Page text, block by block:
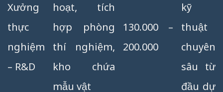
Xưởng
thực
nghiệm
– R&D
hoạt, tích
hợp phòng
thí nghiệm,
kho chứa
mẫu vật
130.000 –
200.000
kỹ
thuật
chuyên
sâu từ
đầu dự